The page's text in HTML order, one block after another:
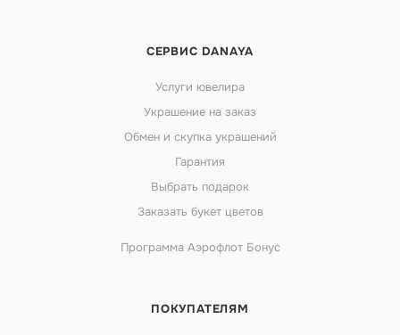
СЕРВИС DANAYA
Услуги ювелира
Украшение на заказ
Обмен и скупка украшений
Гарантия
Выбрать подарок
Заказать букет цветов
Программа Аэрофлот Бонус
ПОКУПАТЕЛЯМ